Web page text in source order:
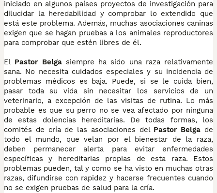
iniciado en algunos países proyectos de investigación para
dilucidar la heredabilidad y comprobar lo extendido que
está este problema. Además, muchas asociaciones caninas
exigen que se hagan pruebas a los animales reproductores
para comprobar que estén libres de él.
El Pastor Belga siempre ha sido una raza relativamente
sana. No necesita cuidados especiales y su incidencia de
problemas médicos es baja. Puede, si se le cuida bien,
pasar toda su vida sin necesitar los servicios de un
veterinario, a excepción de las visitas de rutina. Lo más
probable es que su perro no se vea afectado por ninguna
de estas dolencias hereditarias. De todas formas, los
comités de cría de las asociaciones del Pastor Belga de
todo el mundo, que velan por el bienestar de la raza,
deben permanecer alerta para evitar enfermedades
específicas y hereditarias propias de esta raza. Estos
problemas pueden, tal y como se ha visto en muchas otras
razas, difundirse con rapidez y hacerse frecuentes cuando
no se exigen pruebas de salud para la cría.